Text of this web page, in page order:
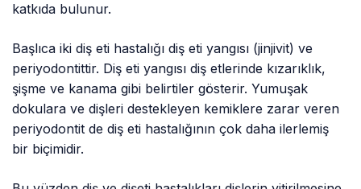
katkıda bulunur.
Başlıca iki diş eti hastalığı diş eti yangısı (jinjivit) ve
periyodontittir. Diş eti yangısı diş etlerinde kızarıklık,
şişme ve kanama gibi belirtiler gösterir. Yumuşak
dokulara ve dişleri destekleyen kemiklere zarar veren
periyodontit de diş eti hastalığının çok daha ilerlemiş
bir biçimidir.